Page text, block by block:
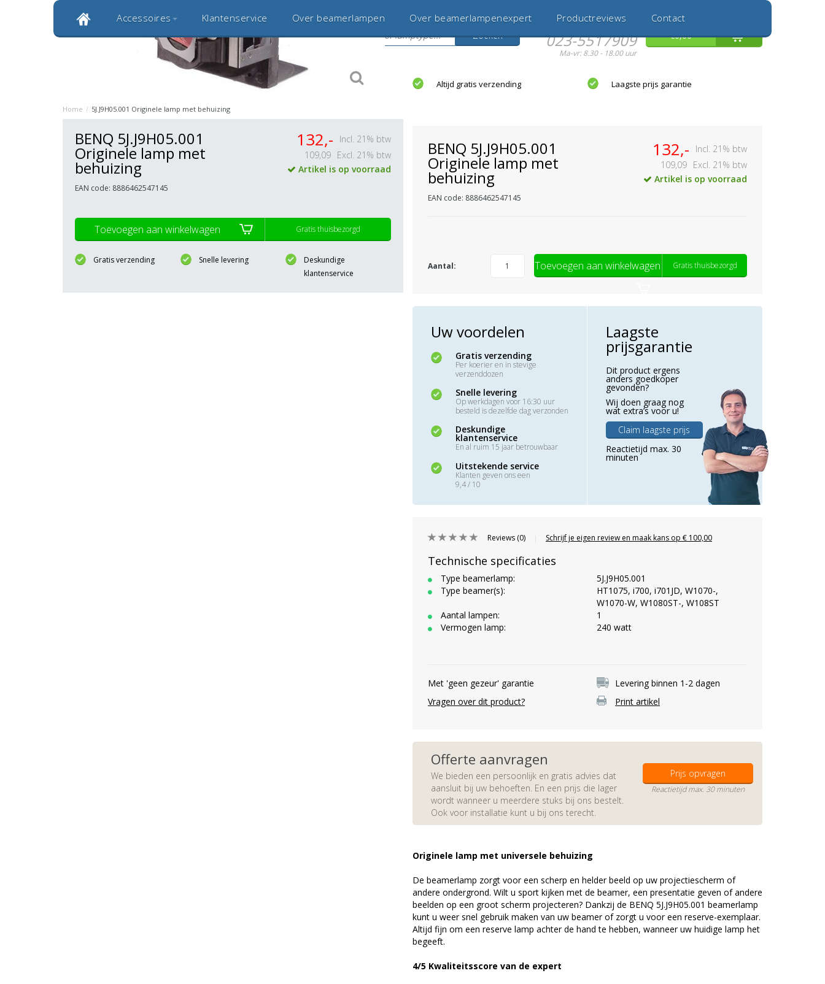
Inloggen
Klantbeoordeling 9,0
Bekijk alle 1000+ reviews
Zoeken
Hulp nodig?
023-5517909
Ma-vr: 8.30 - 18.00 uur
€0,00
Accessoires Klantenservice Over beamerlampen Over beamerlampenexpert Productreviews Contact
20 jaar betrouwbaar en ervaren Altijd gratis verzending Laagste prijs garantie
Home / 5J.J9H05.001 Originele lamp met behuizing
BENQ 5J.J9H05.001
Originele lamp met
behuizing
EAN code: 8886462547145
132,-
Incl. 21% btw
109,09 Excl. 21% btw
Artikel is op voorraad
Toevoegen aan winkelwagen Gratis thuisbezorgd
Gratis verzending Snelle levering
Deskundige
klantenservice
BENQ 5J.J9H05.001
Originele lamp met
behuizing
EAN code: 8886462547145
132,-
Incl. 21% btw
109,09 Excl. 21% btw
Artikel is op voorraad
Aantal: Toevoegen aan winkelwagen Gratis thuisbezorgd
Uw voordelen
Gratis verzending
Per koerier en in stevige
verzenddozen
Snelle levering
Op werkdagen voor 16:30 uur
besteld is dezelfde dag verzonden
Deskundige
klantenservice
En al ruim 15 jaar betrouwbaar
Uitstekende service
Klanten geven ons een
9,4 / 10
Laagste
prijsgarantie
Dit product ergens
anders goedkoper
gevonden?
Wij doen graag nog
wat extra’s voor u!
Claim laagste prijs
Reactietijd max. 30
minuten
Reviews (0) Schrijf je eigen review en maak kans op € 100,00
Technische specificaties
Type beamerlamp:
5J.J9H05.001
Type beamer(s):
HT1075, i700, i701JD, W1070-,
W1070-W, W1080ST-, W108ST
Aantal lampen:
1
Vermogen lamp:
240 watt
Met 'geen gezeur' garantie
Levering binnen 1-2 dagen
Vragen over dit product?
Print artikel
Offerte aanvragen
We bieden een persoonlijk en gratis advies dat
aansluit bij uw behoeften. En een prijs die lager
wordt wanneer u meerdere stuks bij ons bestelt.
Ook voor installatie kunt u bij ons terecht.
Prijs opvragen
Reactietijd max. 30 minuten
Originele lamp met universele behuizing
De beamerlamp zorgt voor een scherp en helder beeld op uw projectiescherm of
andere ondergrond. Wilt u sport kijken met de beamer, een presentatie geven of andere
beelden op een groot scherm projecteren? Dankzij de BENQ 5J.J9H05.001 beamerlamp
kunt u weer snel gebruik maken van uw beamer of zorgt u voor een reserve-exemplaar.
Altijd fijn om een reserve lamp achter de hand te hebben, wanneer uw huidige lamp het
begeeft.
4/5 Kwaliteitsscore van de expert